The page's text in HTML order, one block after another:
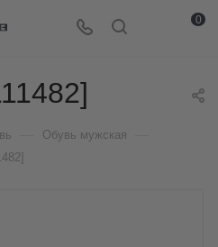
0
Обувь мужская